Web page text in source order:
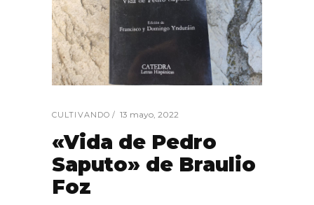
CULTIVANDO 13 mayo, 2022
«Vida de Pedro
Saputo» de Braulio
Foz